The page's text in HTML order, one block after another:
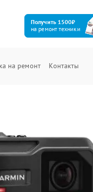
Получить 1500₽
на ремонт техники
на ремонт Контакты